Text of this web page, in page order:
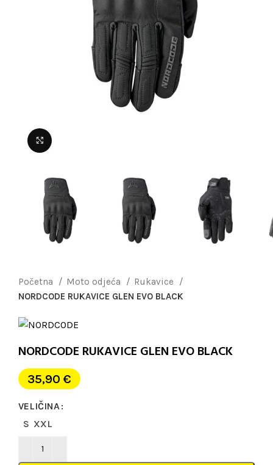
Početna Moto odjeća
Rukavice
NORDCODE RUKAVICE GLEN EVO BLACK
NORDCODE RUKAVICE GLEN EVO BLACK
35,90 €
VELIČINA
S XXL